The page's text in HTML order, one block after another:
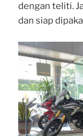
dengan teliti.
dan siap